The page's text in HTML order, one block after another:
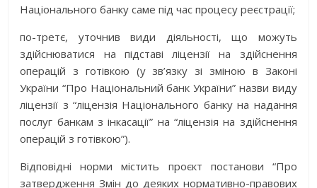
Національного банку саме під час процесу реєстрації;
по-третє, уточнив види діяльності, що можуть
здійснюватися на підставі ліцензії на здійснення
операцій з готівкою (у зв’язку зі зміною в Законі
України “Про Національний банк України” назви виду
ліцензії з “ліцензія Національного банку на надання
послуг банкам з інкасації” на “ліцензія на здійснення
операцій з готівкою”).
Відповідні норми містить проєкт постанови “Про
затвердження Змін до деяких нормативно-правових